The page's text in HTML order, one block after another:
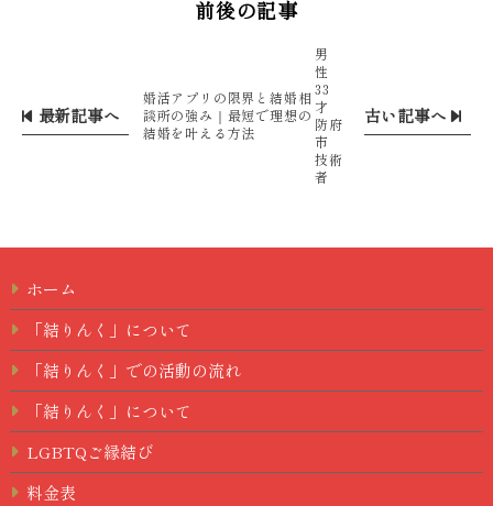
前後の記事
最新記事へ
婚活アプリの限界と結婚相
談所の強み｜最短で理想の
結婚を叶える方法
古い記事へ
男
性
33
才
防府
市
技術
者
ホーム
「結りんく」について
「結りんく」での活動の流れ
「結りんく」について
LGBTQご縁結び
料金表